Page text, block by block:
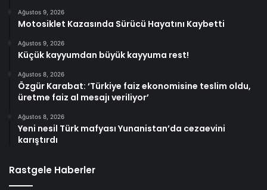
Ağustos 9, 2026
Motosiklet Kazasında Sürücü Hayatını Kaybetti
Ağustos 9, 2026
Küçük kayyumdan büyük kayyuma rest!
Ağustos 8, 2026
Özgür Karabat: ‘Türkiye faiz ekonomisine teslim oldu,
üretme faiz al mesajı veriliyor’
Ağustos 8, 2026
Yeni nesil Türk mafyası Yunanistan’da cezaevini
karıştırdı
Rastgele Haberler